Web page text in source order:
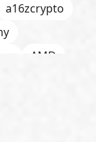
a16zcrypto
AMD